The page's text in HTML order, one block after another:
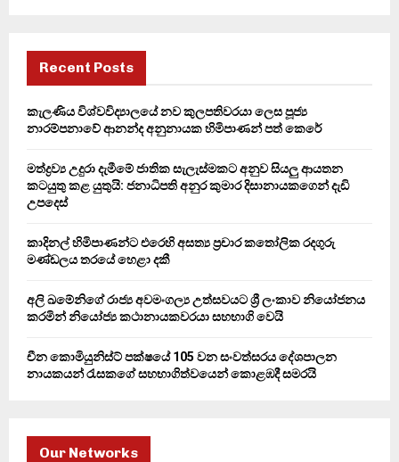
f
r
H
Recent Posts
කැලණිය විශ්වවිද්‍යාලයේ නව කුලපතිවරයා ලෙස පූජ්‍ය
නාරම්පනාවේ ආනන්ද අනුනායක හිමිපාණන් පත් කෙරේ
මත්ද්‍රව්‍ය උදුරා දැමීමේ ජාතික සැලැස්මකට අනුව සියලු ආයතන
කටයුතු කළ යුතුයි: ජනාධිපති අනුර කුමාර දිසානායකගෙන් දැඩි
උපදෙස්
කාදිනල් හිමිපාණන්ට එරෙහි අසත්‍ය ප්‍රචාර කතෝලික රදගුරු
මණ්ඩලය තරයේ හෙළා දකී
අලි ඛමේනිගේ රාජ්‍ය අවමංගල්‍ය උත්සවයට ශ්‍රී ලංකාව නියෝජනය
කරමින් නියෝජ්‍ය කථානායකවරයා සහභාගි වෙයි
චීන කොමියුනිස්ට් පක්ෂයේ 105 වන සංවත්සරය දේශපාලන
නායකයන් රැසකගේ සහභාගිත්වයෙන් කොළඹදී සමරයි
Our Networks